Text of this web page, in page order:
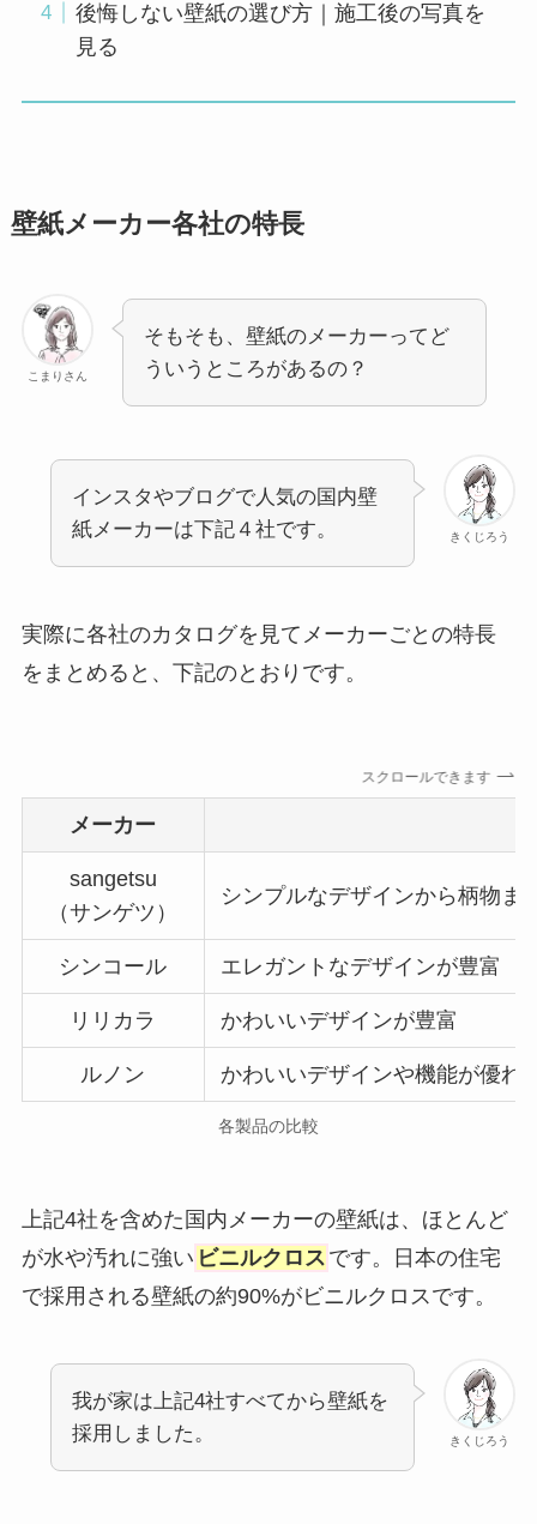
後悔しない壁紙の選び方｜施工後の写真を
見る
壁紙メーカー各社の特長
こまりさん
そもそも、壁紙のメーカーってど
ういうところがあるの？
きくじろう
インスタやブログで人気の国内壁
紙メーカーは下記４社です。
実際に各社のカタログを見てメーカーごとの特長
をまとめると、下記のとおりです。
スクロールできます
メーカー
sangetsu
（サンゲツ）
シンプルなデザインから柄物ま
シンコール エレガントなデザインが豊富
リリカラ かわいいデザインが豊富
ルノン かわいいデザインや機能が優れ
各製品の比較
上記4社を含めた国内メーカーの壁紙は、ほとんど
が水や汚れに強い ビニルクロス です。日本の住宅
で採用される壁紙の約90%がビニルクロスです。
きくじろう
我が家は上記4社すべてから壁紙を
採用しました。